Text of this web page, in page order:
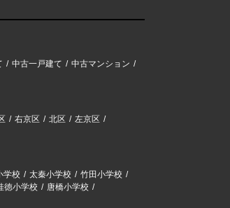
中古一戸建て
中古マンション
右京区 北区
左京区
学校 太秦小学校
竹田小学校
徳小学校
唐橋小学校